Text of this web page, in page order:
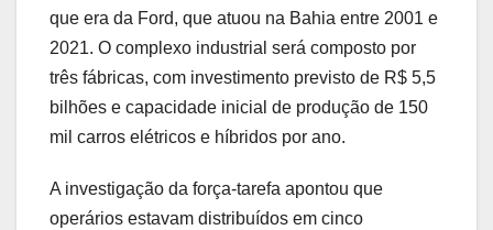
que era da Ford, que atuou na Bahia entre 2001 e
2021. O complexo industrial será composto por
três fábricas, com investimento previsto de R$ 5,5
bilhões e capacidade inicial de produção de 150
mil carros elétricos e híbridos por ano.
A investigação da força-tarefa apontou que
operários estavam distribuídos em cinco